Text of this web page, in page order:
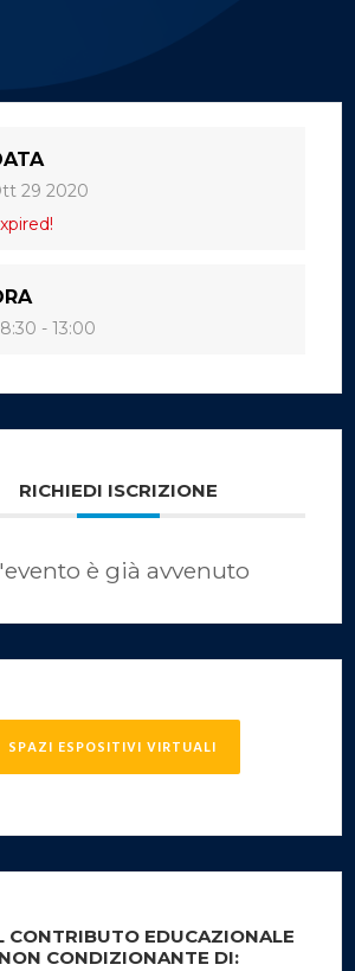
29 2020
- 13:00
RICHIEDI ISCRIZIONE
è già avvenuto
SPAZI ESPOSITIVI VIRTUALI
CONTRIBUTO EDUCAZIONALE
NON CONDIZIONANTE DI: